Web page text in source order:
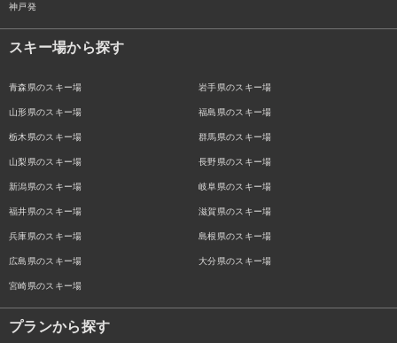
神戸発
スキー場から探す
青森県のスキー場 岩手県のスキー場
山形県のスキー場 福島県のスキー場
栃木県のスキー場 群馬県のスキー場
山梨県のスキー場 長野県のスキー場
新潟県のスキー場 岐阜県のスキー場
福井県のスキー場 滋賀県のスキー場
兵庫県のスキー場 島根県のスキー場
広島県のスキー場 大分県のスキー場
宮崎県のスキー場
プランから探す